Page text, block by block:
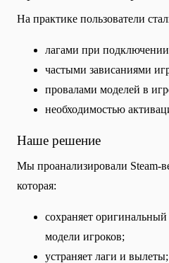
На практике пользователи
лагами при подключении
частыми зависаниями
провалами моделей в
необходимостью
Наше решение
Мы проанализировали Steam-
которая:
сохраняет
модели игроков;
устраняет лаги и вылеты;